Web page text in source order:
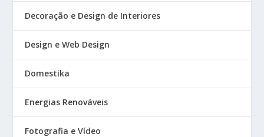
Decoração e Design de Interiores
Design e Web Design
Domestika
Energias Renováveis
Fotografia e Vídeo